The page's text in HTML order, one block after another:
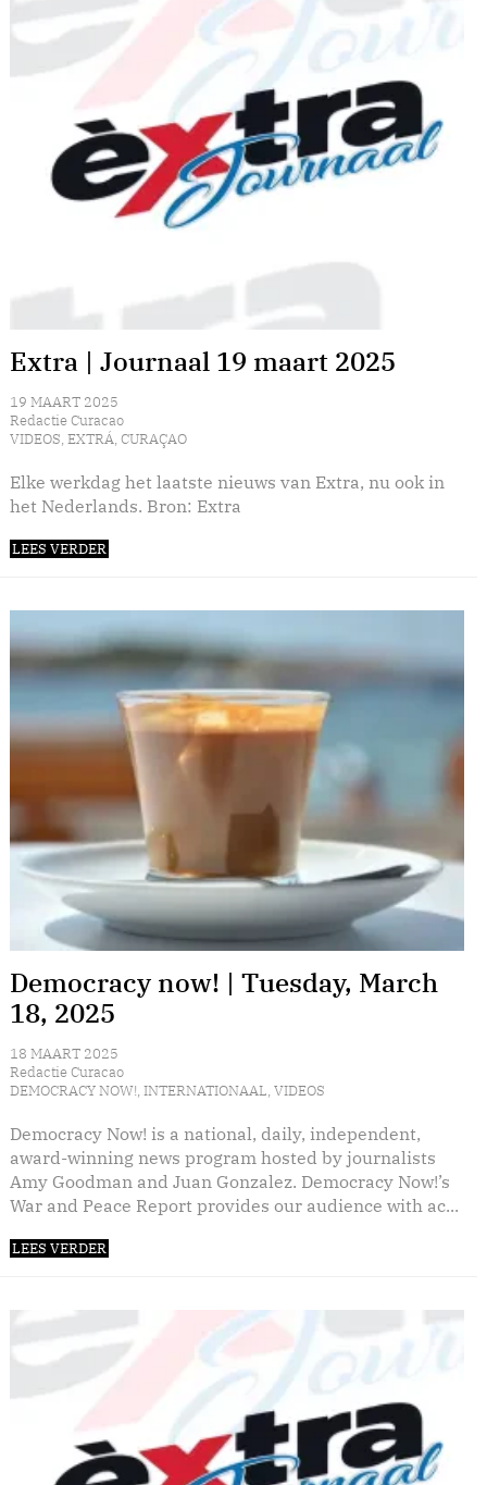
Extra | Journaal 19 maart 2025
19 MAART 2025
Redactie Curacao
VIDEOS, EXTRÁ, CURAÇAO
Elke werkdag het laatste nieuws van Extra, nu ook in
het Nederlands. Bron: Extra
LEES VERDER
Democracy now! | Tuesday, March
18, 2025
18 MAART 2025
Redactie Curacao
DEMOCRACY NOW!, INTERNATIONAAL, VIDEOS
Democracy Now! is a national, daily, independent,
award-winning news program hosted by journalists
Amy Goodman and Juan Gonzalez. Democracy Now!’s
War and Peace Report provides our audience with ac...
LEES VERDER